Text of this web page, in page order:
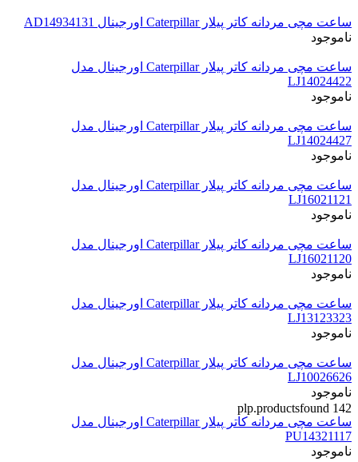
ساعت مچی مردانه کاتر پیلار Caterpillar اورجینال AD14934131
ناموجود
ساعت مچی مردانه کاتر پیلار Caterpillar اورجینال مدل
LJ14024422
ناموجود
ساعت مچی مردانه کاتر پیلار Caterpillar اورجینال مدل
LJ14024427
ناموجود
ساعت مچی مردانه کاتر پیلار Caterpillar اورجینال مدل
LJ16021121
ناموجود
ساعت مچی مردانه کاتر پیلار Caterpillar اورجینال مدل
LJ16021120
ناموجود
ساعت مچی مردانه کاتر پیلار Caterpillar اورجینال مدل
LJ13123323
ناموجود
ساعت مچی مردانه کاتر پیلار Caterpillar اورجینال مدل
LJ10026626
ناموجود
ساعت مچی مردانه کاتر پیلار Caterpillar اورجینال مدل
PU14321117
ناموجود
142
plp.productsfound